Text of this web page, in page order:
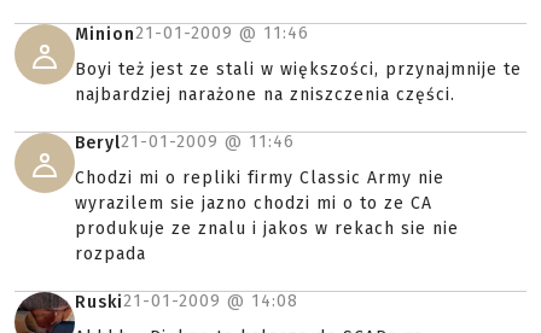
Minion21-01-2009 @ 11:46
Boyi też jest ze stali w większości, przynajmnije te
najbardziej narażone na zniszczenia części.
Beryl21-01-2009 @ 11:46
Chodzi mi o repliki firmy Classic Army nie
wyrazilem sie jazno chodzi mi o to ze CA
produkuje ze znalu i jakos w rekach sie nie
rozpada
Ruski21-01-2009 @ 14:08